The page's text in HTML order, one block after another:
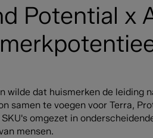
Potential x
wilde dat huismerken de leiding
samen te voegen voor Terra,
omgezet in
mensen.